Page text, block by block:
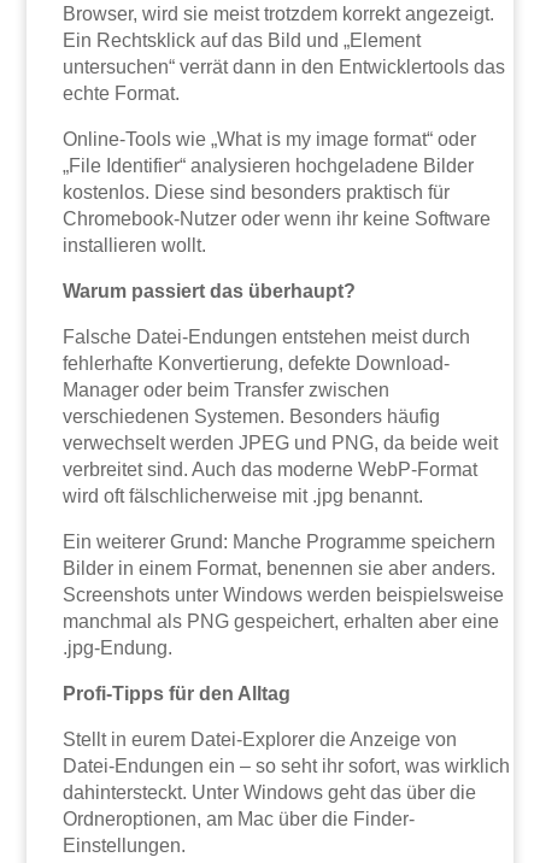
Browser, wird sie meist trotzdem korrekt angezeigt.
Ein Rechtsklick auf das Bild und „Element
untersuchen“ verrät dann in den Entwicklertools das
echte Format.
Online-Tools wie „What is my image format“ oder
„File Identifier“ analysieren hochgeladene Bilder
kostenlos. Diese sind besonders praktisch für
Chromebook-Nutzer oder wenn ihr keine Software
installieren wollt.
Warum passiert das überhaupt?
Falsche Datei-Endungen entstehen meist durch
fehlerhafte Konvertierung, defekte Download-
Manager oder beim Transfer zwischen
verschiedenen Systemen. Besonders häufig
verwechselt werden JPEG und PNG, da beide weit
verbreitet sind. Auch das moderne WebP-Format
wird oft fälschlicherweise mit .jpg benannt.
Ein weiterer Grund: Manche Programme speichern
Bilder in einem Format, benennen sie aber anders.
Screenshots unter Windows werden beispielsweise
manchmal als PNG gespeichert, erhalten aber eine
.jpg-Endung.
Profi-Tipps für den Alltag
Stellt in eurem Datei-Explorer die Anzeige von
Datei-Endungen ein – so seht ihr sofort, was wirklich
dahintersteckt. Unter Windows geht das über die
Ordneroptionen, am Mac über die Finder-
Einstellungen.